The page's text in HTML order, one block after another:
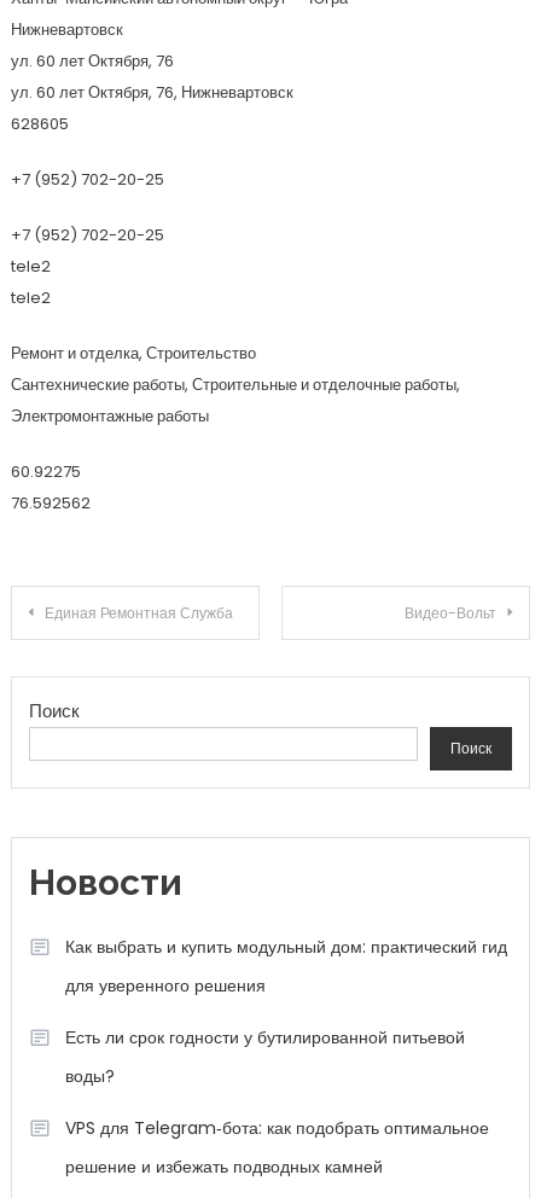
Нижневартовск
ул. 60 лет Октября, 76
ул. 60 лет Октября, 76, Нижневартовск
628605
+7 (952) 702-20-25
+7 (952) 702-20-25
tele2
tele2
Ремонт и отделка, Строительство
Сантехнические работы, Строительные и отделочные работы,
Электромонтажные работы
60.92275
76.592562
Навигация по записям
Единая Ремонтная Служба Видео-Вольт
Поиск
Поиск
Новости
Как выбрать и купить модульный дом: практический гид
для уверенного решения
Есть ли срок годности у бутилированной питьевой
воды?
VPS для Telegram‑бота: как подобрать оптимальное
решение и избежать подводных камней